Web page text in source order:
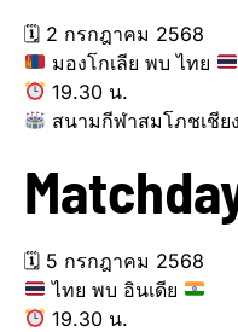
🗓 2 กรกฎาคม 2568
มองโกเลีย พบ ไทย
19.30 น.
สนามกีฬาสมโภชเชีย
🗓 5 กรกฎาคม 2568
ไทย พบ อินเดีย
19.30 น.